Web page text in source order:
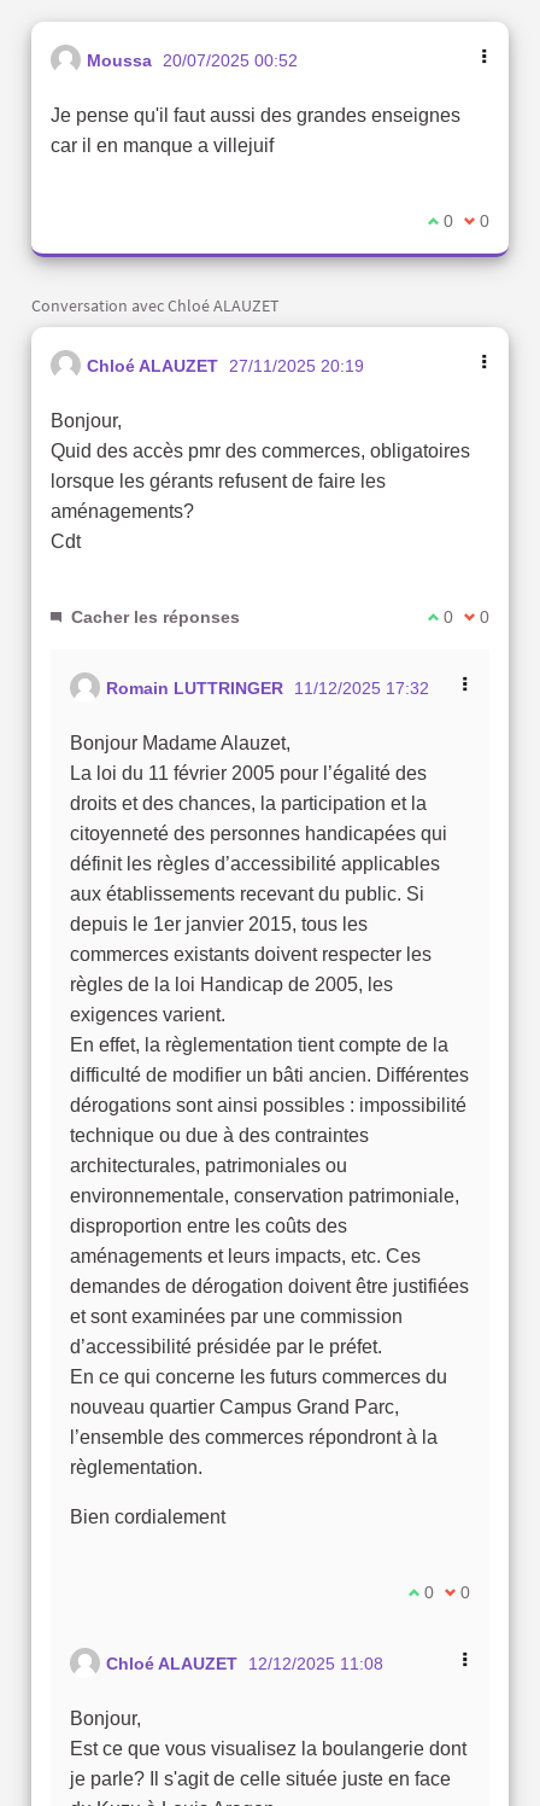
Moussa 20/07/2025 00:52
Je pense qu'il faut aussi des grandes enseignes
car il en manque a villejuif
Je suis
0 Je ne
0
Conversation avec Chloé ALAUZET
Chloé ALAUZET 27/11/2025 20:19
Bonjour,
Quid des accès pmr des commerces, obligatoires
lorsque les gérants refusent de faire les
aménagements?
Cdt
Cacher les réponses Je suis
0 Je ne
0
Romain LUTTRINGER 11/12/2025 17:32
Bonjour Madame Alauzet,
La loi du 11 février 2005 pour l’égalité des
droits et des chances, la participation et la
citoyenneté des personnes handicapées qui
définit les règles d’accessibilité applicables
aux établissements recevant du public. Si
depuis le 1er janvier 2015, tous les
commerces existants doivent respecter les
règles de la loi Handicap de 2005, les
exigences varient.
En effet, la règlementation tient compte de la
difficulté de modifier un bâti ancien. Différentes
dérogations sont ainsi possibles : impossibilité
technique ou due à des contraintes
architecturales, patrimoniales ou
environnementale, conservation patrimoniale,
disproportion entre les coûts des
aménagements et leurs impacts, etc. Ces
demandes de dérogation doivent être justifiées
et sont examinées par une commission
d’accessibilité présidée par le préfet.
En ce qui concerne les futurs commerces du
nouveau quartier Campus Grand Parc,
l’ensemble des commerces répondront à la
règlementation.
Bien cordialement
Je suis d'accord
0 Je ne suis
0
Chloé ALAUZET 12/12/2025 11:08
Bonjour,
Est ce que vous visualisez la boulangerie dont
je parle? Il s'agit de celle située juste en face